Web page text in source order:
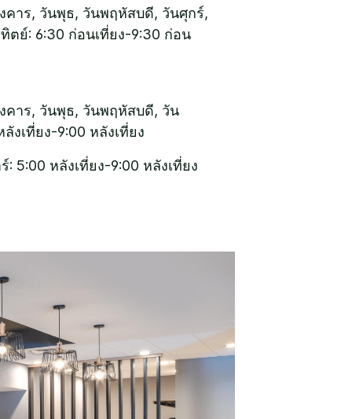
คาร, วันพุธ, วันพฤหัสบดี, วันศุกร์,
ตย์: 6:30 ก่อนเที่ยง-9:30 ก่อน
คาร, วันพุธ, วันพฤหัสบดี, วัน
งเที่ยง-9:00 หลังเที่ยง
: 5:00 หลังเที่ยง-9:00 หลังเที่ยง